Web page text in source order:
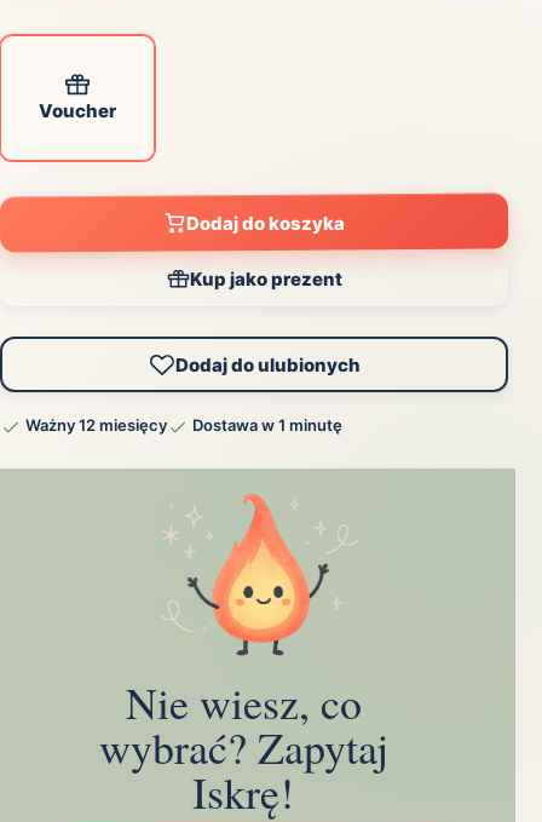
Voucher
Dodaj do koszyka
Kup jako prezent
Dodaj do ulubionych
Ważny 12 miesięcy Dostawa w 1 minutę
Nie wiesz, co
wybrać? Zapytaj
Iskrę!